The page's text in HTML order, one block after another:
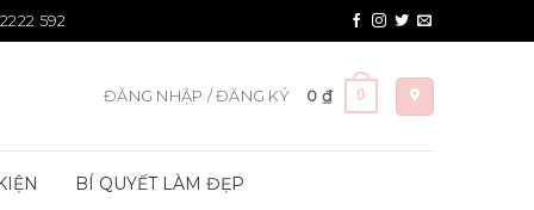
592
ĐĂNG NHẬP / ĐĂNG KÝ 0 ₫ 0
BÍ QUYẾT LÀM ĐẸP